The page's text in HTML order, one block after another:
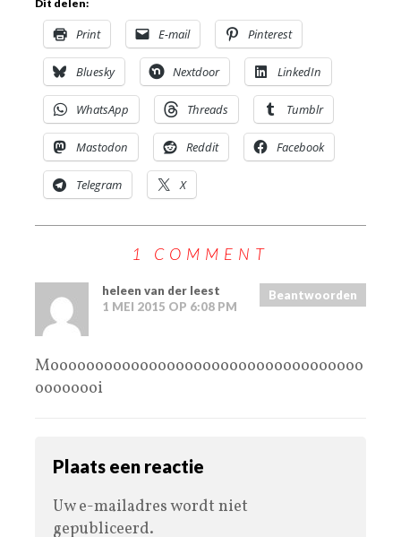
Dit delen:
Print E-mail Pinterest
Bluesky Nextdoor LinkedIn
WhatsApp Threads Tumblr
Mastodon Reddit Facebook
Telegram X
1 COMMENT
heleen van der leest
1 MEI 2015 OP 6:08 PM
Beantwoorden
Mooooooooooooooooooooooooooooooooooo
oooooooi
Plaats een reactie
Uw e-mailadres wordt niet
gepubliceerd.